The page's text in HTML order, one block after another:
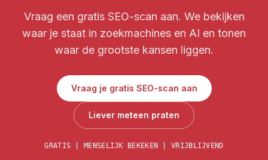
Vraag een gratis SEO-scan aan. We bekijken
waar je staat in zoekmachines en AI en tonen
waar de grootste kansen liggen.
Vraag je gratis SEO-scan aan
Liever meteen praten
GRATIS | MENSELIJK BEKEKEN | VRIJBLIJVEND